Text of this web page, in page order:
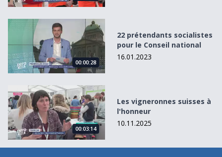
22 prétendants socialistes pour le Conseil national
00:00:28
22 prétendants socialistes
pour le Conseil national
16.01.2023
Les vigneronnes suisses à l&#039;honneur
00:03:14
Les vigneronnes suisses à
l'honneur
10.11.2025